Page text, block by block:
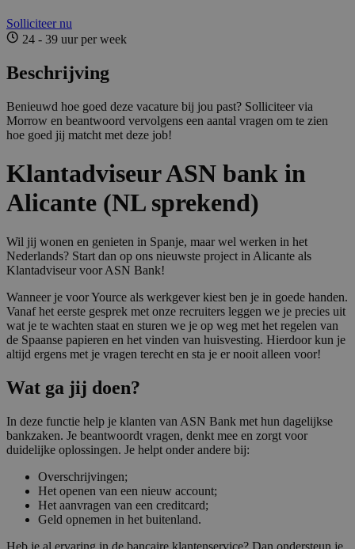
Solliciteer nu
24 - 39 uur per week
Beschrijving
Benieuwd hoe goed deze vacature bij jou past? Solliciteer via
Morrow en beantwoord vervolgens een aantal vragen om te zien
hoe goed jij matcht met deze job!
Klantadviseur ASN bank in
Alicante (NL sprekend)
Wil jij wonen en genieten in Spanje, maar wel werken in het
Nederlands? Start dan op ons nieuwste project in Alicante als
Klantadviseur voor ASN Bank!
Wanneer je voor Yource als werkgever kiest ben je in goede handen.
Vanaf het eerste gesprek met onze recruiters leggen we je precies uit
wat je te wachten staat en sturen we je op weg met het regelen van
de Spaanse papieren en het vinden van huisvesting. Hierdoor kun je
altijd ergens met je vragen terecht en sta je er nooit alleen voor!
Wat ga jij doen?
In deze functie help je klanten van ASN Bank met hun dagelijkse
bankzaken. Je beantwoordt vragen, denkt mee en zorgt voor
duidelijke oplossingen. Je helpt onder andere bij:
Overschrijvingen;
Het openen van een nieuw account;
Het aanvragen van een creditcard;
Geld opnemen in het buitenland.
Heb je al ervaring in de bancaire klantenservice? Dan ondersteun je